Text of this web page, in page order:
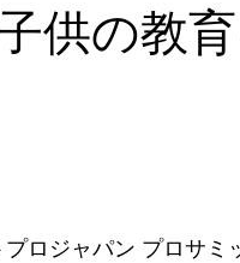
フケア デキるオトコに
供の教
ロジャパン プロサミ